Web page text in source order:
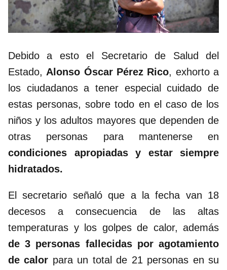
Debido a esto el Secretario de Salud del
Estado, Alonso Óscar Pérez Rico, exhorto a
los ciudadanos a tener especial cuidado de
estas personas, sobre todo en el caso de los
niños y los adultos mayores que dependen de
otras personas para mantenerse en
condiciones apropiadas y estar siempre
hidratados.
El secretario señaló que a la fecha van 18
decesos a consecuencia de las altas
temperaturas y los golpes de calor, además
de 3 personas fallecidas por agotamiento
de calor para un total de 21 personas en su